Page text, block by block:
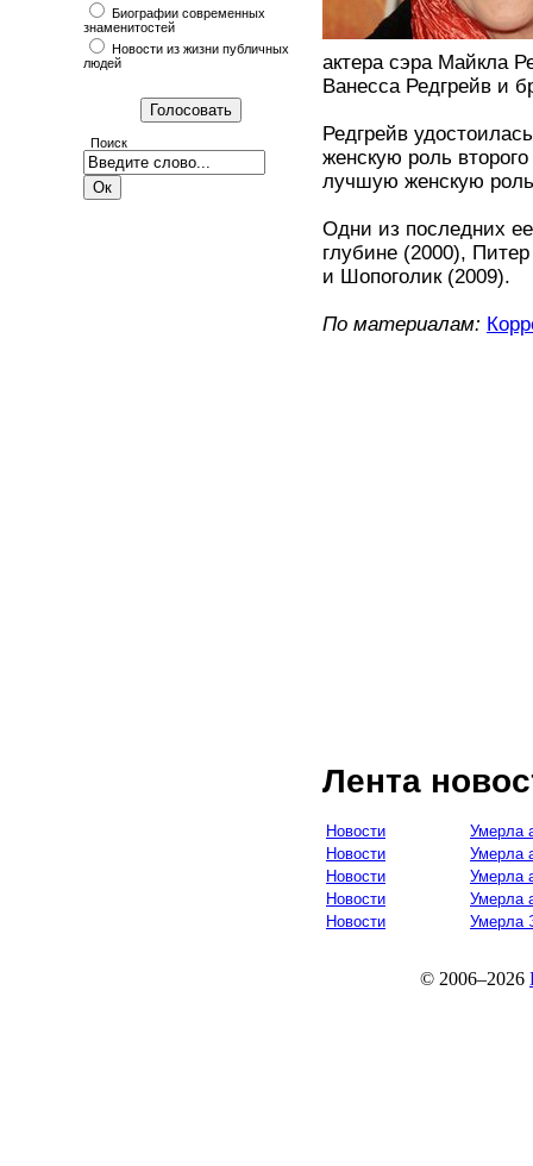
Биографии современных
знаменитостей
Новости из жизни публичных
людей
Поиск
актера сэра Майкла
Ванесса Редгрейв и
Редгрейв
женскую роль
лучшую женскую
Одни из последних
глубине (2000),
и Шопоголик (2009).
По материалам:
Лента
Новости
Умерла
Новости
Умерла
Новости
Умерла
Новости
Умерла
Новости
Умерла
© 2006–2026